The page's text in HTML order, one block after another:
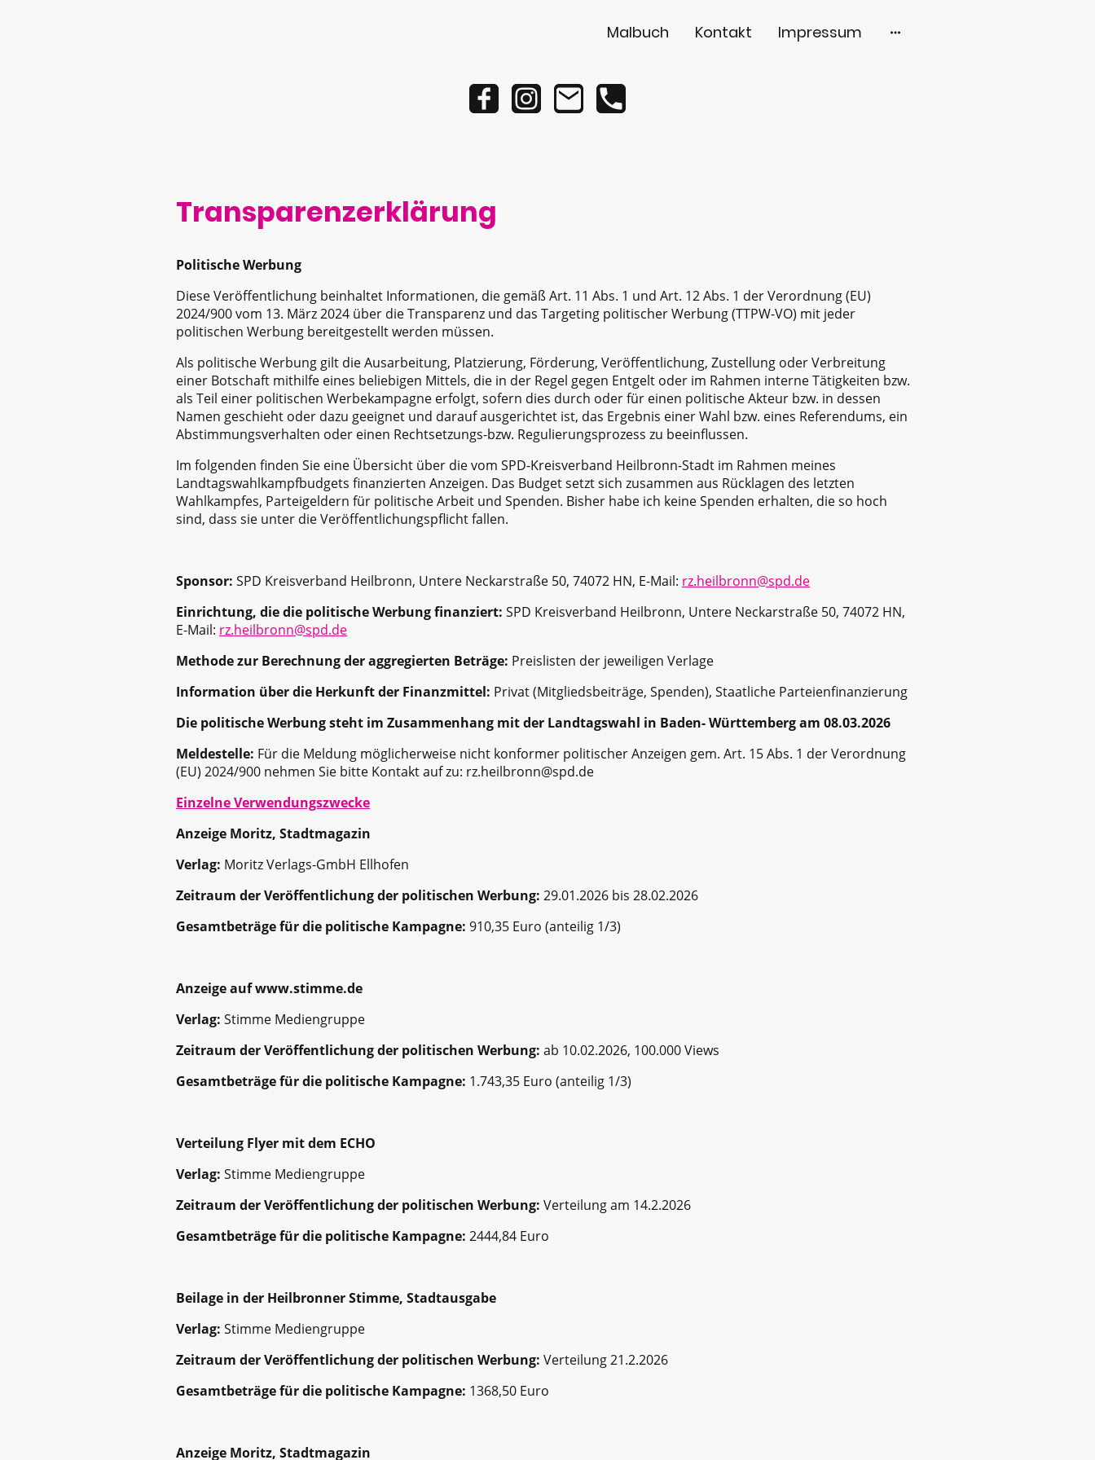
Malbuch Kontakt Impressum
Transparenzerklärung
Politische Werbung
Diese Veröffentlichung beinhaltet Informationen, die gemäß Art. 11 Abs. 1 und Art. 12 Abs. 1 der Verordnung (EU)
2024/900 vom 13. März 2024 über die Transparenz und das Targeting politischer Werbung (TTPW-VO) mit jeder
politischen Werbung bereitgestellt werden müssen.
Als politische Werbung gilt die Ausarbeitung, Platzierung, Förderung, Veröffentlichung, Zustellung oder Verbreitung
einer Botschaft mithilfe eines beliebigen Mittels, die in der Regel gegen Entgelt oder im Rahmen interne Tätigkeiten bzw.
als Teil einer politischen Werbekampagne erfolgt, sofern dies durch oder für einen politische Akteur bzw. in dessen
Namen geschieht oder dazu geeignet und darauf ausgerichtet ist, das Ergebnis einer Wahl bzw. eines Referendums, ein
Abstimmungsverhalten oder einen Rechtsetzungs-bzw. Regulierungsprozess zu beeinflussen.
Im folgenden finden Sie eine Übersicht über die vom SPD-Kreisverband Heilbronn-Stadt im Rahmen meines
Landtagswahlkampfbudgets finanzierten Anzeigen. Das Budget setzt sich zusammen aus Rücklagen des letzten
Wahlkampfes, Parteigeldern für politische Arbeit und Spenden. Bisher habe ich keine Spenden erhalten, die so hoch
sind, dass sie unter die Veröffentlichungspflicht fallen.
Sponsor: SPD Kreisverband Heilbronn, Untere Neckarstraße 50, 74072 HN, E-Mail: rz.heilbronn@spd.de
Einrichtung, die die politische Werbung finanziert: SPD Kreisverband Heilbronn, Untere Neckarstraße 50, 74072 HN,
E-Mail: rz.heilbronn@spd.de
Methode zur Berechnung der aggregierten Beträge: Preislisten der jeweiligen Verlage
Information über die Herkunft der Finanzmittel: Privat (Mitgliedsbeiträge, Spenden), Staatliche Parteienfinanzierung
Die politische Werbung steht im Zusammenhang mit der Landtagswahl in Baden- Württemberg am 08.03.2026
Meldestelle: Für die Meldung möglicherweise nicht konformer politischer Anzeigen gem. Art. 15 Abs. 1 der Verordnung
(EU) 2024/900 nehmen Sie bitte Kontakt auf zu: rz.heilbronn@spd.de
Einzelne Verwendungszwecke
Anzeige Moritz, Stadtmagazin
Verlag: Moritz Verlags-GmbH Ellhofen
Zeitraum der Veröffentlichung der politischen Werbung: 29.01.2026 bis 28.02.2026
Gesamtbeträge für die politische Kampagne: 910,35 Euro (anteilig 1/3)
Anzeige auf www.stimme.de
Verlag: Stimme Mediengruppe
Zeitraum der Veröffentlichung der politischen Werbung: ab 10.02.2026, 100.000 Views
Gesamtbeträge für die politische Kampagne: 1.743,35 Euro (anteilig 1/3)
Verteilung Flyer mit dem ECHO
Verlag: Stimme Mediengruppe
Zeitraum der Veröffentlichung der politischen Werbung: Verteilung am 14.2.2026
Gesamtbeträge für die politische Kampagne: 2444,84 Euro
Beilage in der Heilbronner Stimme, Stadtausgabe
Verlag: Stimme Mediengruppe
Zeitraum der Veröffentlichung der politischen Werbung: Verteilung 21.2.2026
Gesamtbeträge für die politische Kampagne: 1368,50 Euro
Anzeige Moritz, Stadtmagazin